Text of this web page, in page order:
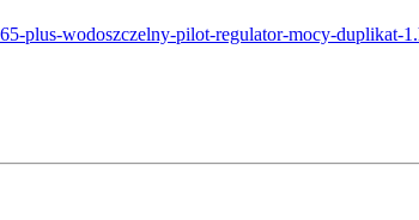
plus-wodoszczelny-pilot-regulator-mocy-duplikat-